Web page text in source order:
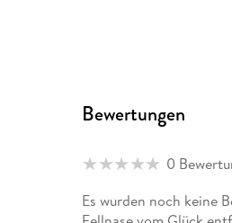
Bewertungen
0
Es wurden noch keine